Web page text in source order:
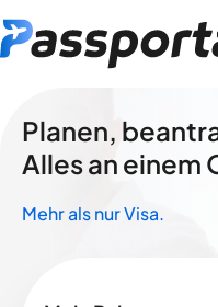
Planen,
Alles an einem
Mehr als nur Visa.